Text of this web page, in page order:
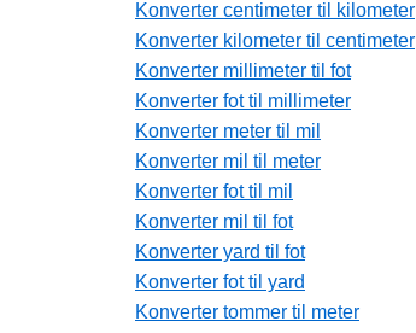
Konverter centimeter til kilometer
Konverter kilometer til centimeter
Konverter millimeter til fot
Konverter fot til millimeter
Konverter meter til mil
Konverter mil til meter
Konverter fot til mil
Konverter mil til fot
Konverter yard til fot
Konverter fot til yard
Konverter tommer til meter